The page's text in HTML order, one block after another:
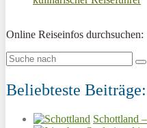
Online Reiseinfos durchsuchen:
Beliebteste Beiträge:
Schottland